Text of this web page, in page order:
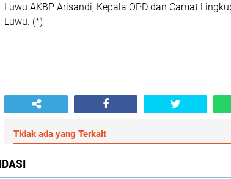
Luwu AKBP Arisandi, Kepala OPD dan Camat
Luwu. (*)
Tidak ada yang Terkait